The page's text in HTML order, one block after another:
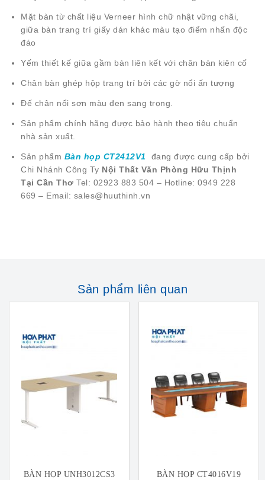
Mặt bàn từ chất liệu Verneer hình chữ nhật vững chãi,
giữa bàn trang trí giấy dán khác màu tạo điểm nhấn độc
đáo
Yếm thiết kế giữa gầm bàn liên kết với chân bàn kiên cố
Chân bàn ghép hộp trang trí bởi các gờ nổi ấn tượng
Đế chân nổi sơn màu đen sang trọng.
Sản phẩm chính hãng được bảo hành theo tiêu chuẩn
nhà sản xuất.
Sản phẩm Bàn họp CT2412V1 đang được cung cấp bởi
Chi Nhánh Công Ty Nội Thất Văn Phòng Hữu Thịnh
Tại Cần Thơ Tel: 02923 883 504 – Hotline: 0949 228
669 – Email: sales@huuthinh.vn
Sản phẩm liên quan
BÀN HỌP UNH3012CS3 BÀN HỌP CT4016V19